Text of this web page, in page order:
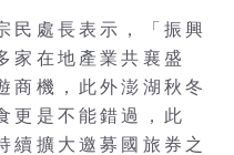
民處長表示，「振興
家在地產業共襄盛
商機，此外澎湖秋冬
更是不能錯過，此
續擴大邀募國旅券之